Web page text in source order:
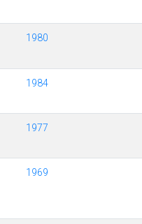
1980
1984
1977
1969